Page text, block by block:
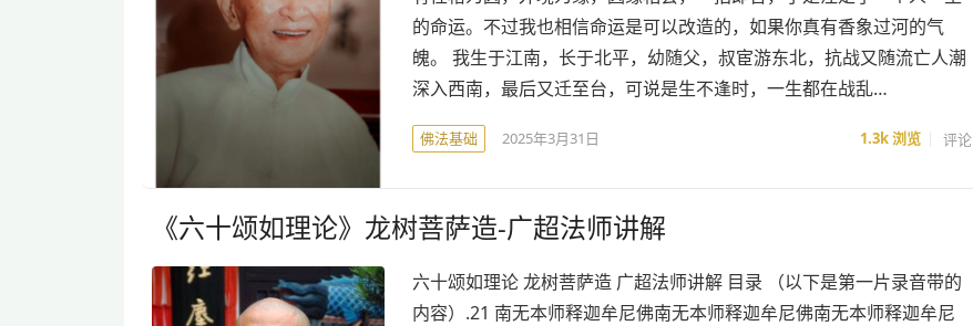
的命运。不过我也相信命运是可以改造的，如果你真有香象过河的气
魄。 我生于江南，长于北平，幼随父，叔宦游东北，抗战又随流亡人潮
深入西南，最后又迁至台，可说是生不逢时，一生都在战乱…
佛法基础 2025年3月31日 1.3k浏览 评论
《六十颂如理论》龙树菩萨造-广超法师讲解
六十颂如理论 龙树菩萨造 广超法师讲解 目录 （以下是第一片录音带的
内容）.21 南无本师释迦牟尼佛南无本师释迦牟尼佛南无本师释迦牟尼